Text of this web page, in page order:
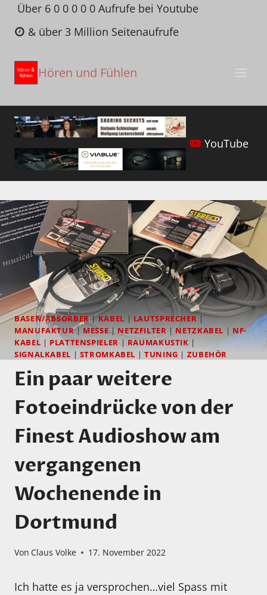
Zum
Inhalt
springen
Über 6 0 0 0 0 0 Aufrufe bei Youtube
& über 3 Million Seitenaufrufe
Hören und Fühlen
YouTube
BASEN/ABSORBER|KABEL | LAUTSPRECHER |
MANUFAKTUR| MESSE | NETZFILTER| NETZKABEL | NF-
KABEL | PLATTENSPIELER | RAUMAKUSTIK |
SIGNALKABEL | STROMKABEL |TUNING | ZUBEHÖR
Ein paar weitere
Fotoeindrücke von der
Finest Audioshow am
vergangenen
Wochenende in
Dortmund
Von Claus Volke 17. November 2022
Ich hatte es ja versprochen…viel Spass mit